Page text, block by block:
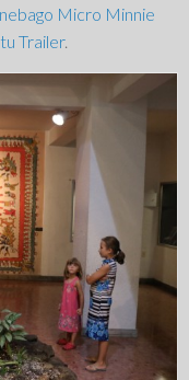
Micro Minnie
Trailer.